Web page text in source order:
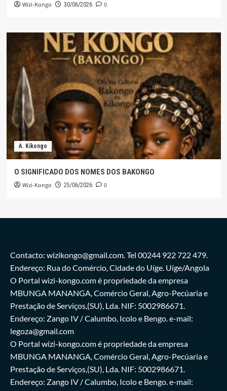
Wizi-Kongo 30/06/2026 0
A. Kikongo
O SIGNIFICADO DOS NOMES DOS BAKONGO
Wizi-Kongo 25/06/2026 0
Contacto: wizikongo@gmail.com. Tel 00244 922 722 479.
Endereço: Rua do Comércio, Cidade do Uíge. Uíge/Angola
O Portal wizi-kongo.com é propriedade da empresa
MBUNGA MANANGA, Comércio Geral, Agro-Pecúaria e
Prestação de Serviços,(SU), Lda. NIF: 5002986671.
Endereço: Zango IV / Calumbo, Icolo e Bengo. e-mail:
legoza@gmail.com
O Portal wizi-kongo.com é propriedade da empresa
MBUNGA MANANGA, Comércio Geral, Agro-Pecúaria e
Prestação de Serviços,(SU), Lda. NIF: 5002986671.
Endereço: Zango IV / Calumbo, Icolo e Bengo. e-mail: